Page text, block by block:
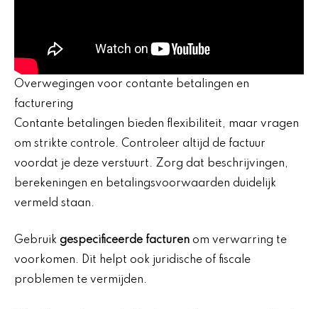
Overwegingen voor contante betalingen en
facturering
Contante betalingen bieden flexibiliteit, maar vragen
om strikte controle. Controleer altijd de factuur
voordat je deze verstuurt. Zorg dat beschrijvingen,
berekeningen en betalingsvoorwaarden duidelijk
vermeld staan.
Gebruik gespecificeerde facturen om verwarring te
voorkomen. Dit helpt ook juridische of fiscale
problemen te vermijden.